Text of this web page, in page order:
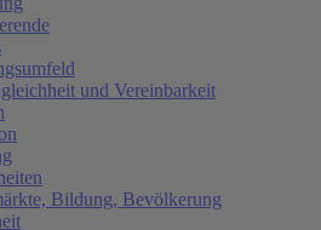
und Vereinbarkeit
Bildung, Bevölkerung